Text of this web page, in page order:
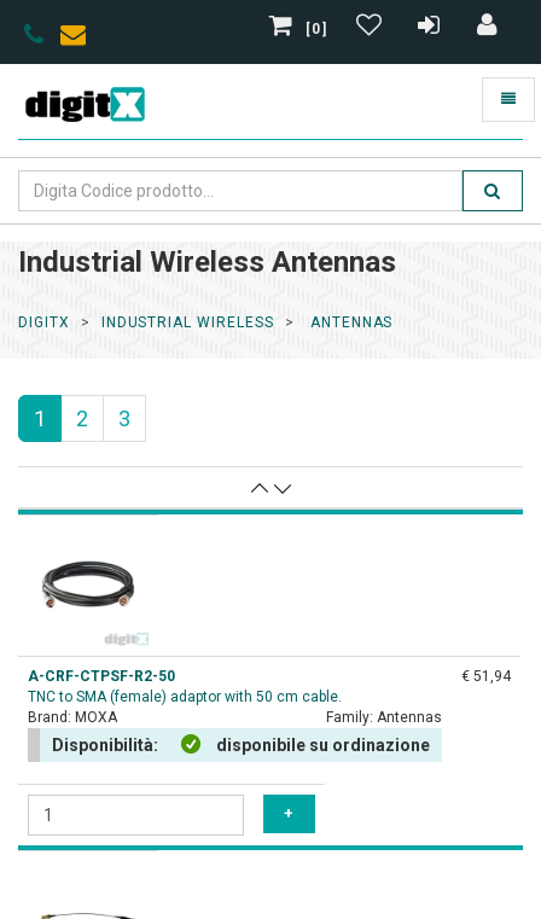
[0]
Industrial Wireless Antennas
DIGITX INDUSTRIAL WIRELESS ANTENNAS
1 2 3
A-CRF-CTPSF-R2-50
TNC to SMA (female) adaptor with 50 cm cable.
Brand: MOXA Family: Antennas
Disponibilità: disponibile su ordinazione
€ 51,94